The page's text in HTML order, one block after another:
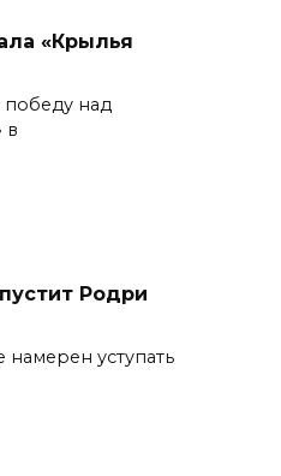
«Крылья
победу над
в
Родри
намерен уступать